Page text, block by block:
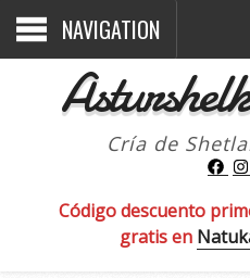
NAVIGATION
Cría de
Código descuento
gratis en